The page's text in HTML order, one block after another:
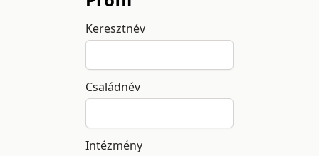
Keresztnév
Családnév
Intézmény